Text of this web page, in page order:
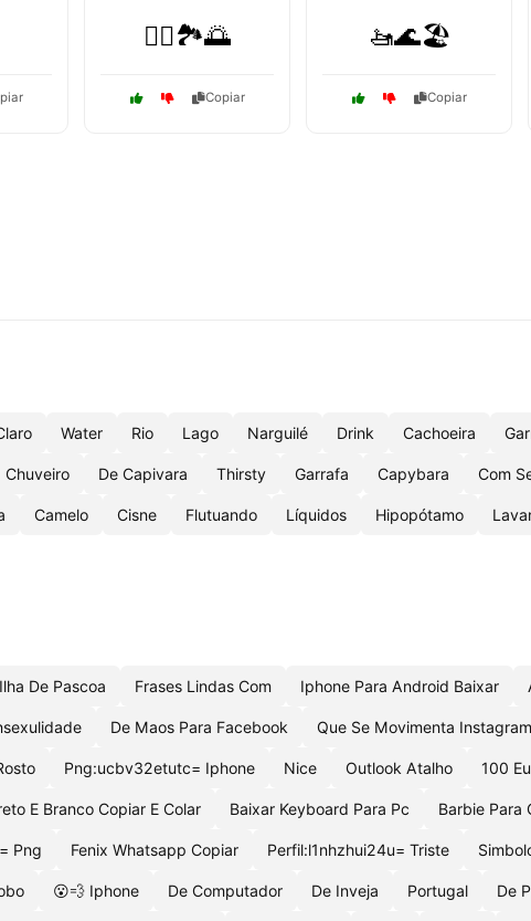
🚣‍♂️🏞️🌅
Copiar
🚤🌊🏖️
Copiar
Water Rio Lago Narguilé Drink Cachoeira
Chuveiro De Capivara Thirsty Garrafa Capybara Com
Camelo Cisne Flutuando Líquidos Hipopótamo
De Pascoa Frases Lindas Com Iphone Para Android Baixar
De Maos Para Facebook Que Se Movimenta Instagram
Png:ucbv32etutc= Iphone Nice Outlook Atalho 100
E Branco Copiar E Colar Baixar Keyboard Para Pc Barbie Para
Png Fenix Whatsapp Copiar Perfil:l1nhzhui24u= Triste
😮💨 Iphone De Computador De Inveja Portugal De